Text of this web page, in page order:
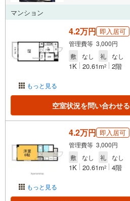
マンション
もっと見る
4.2万円 即入居可
管理費等 3,000円
敷
なし 礼 なし
1K 20.61m2 2階
空室状況を問い合わせる
もっと見る
4.2万円 即入居可
管理費等 3,000円
敷
なし 礼 なし
1K 20.61m2 4階